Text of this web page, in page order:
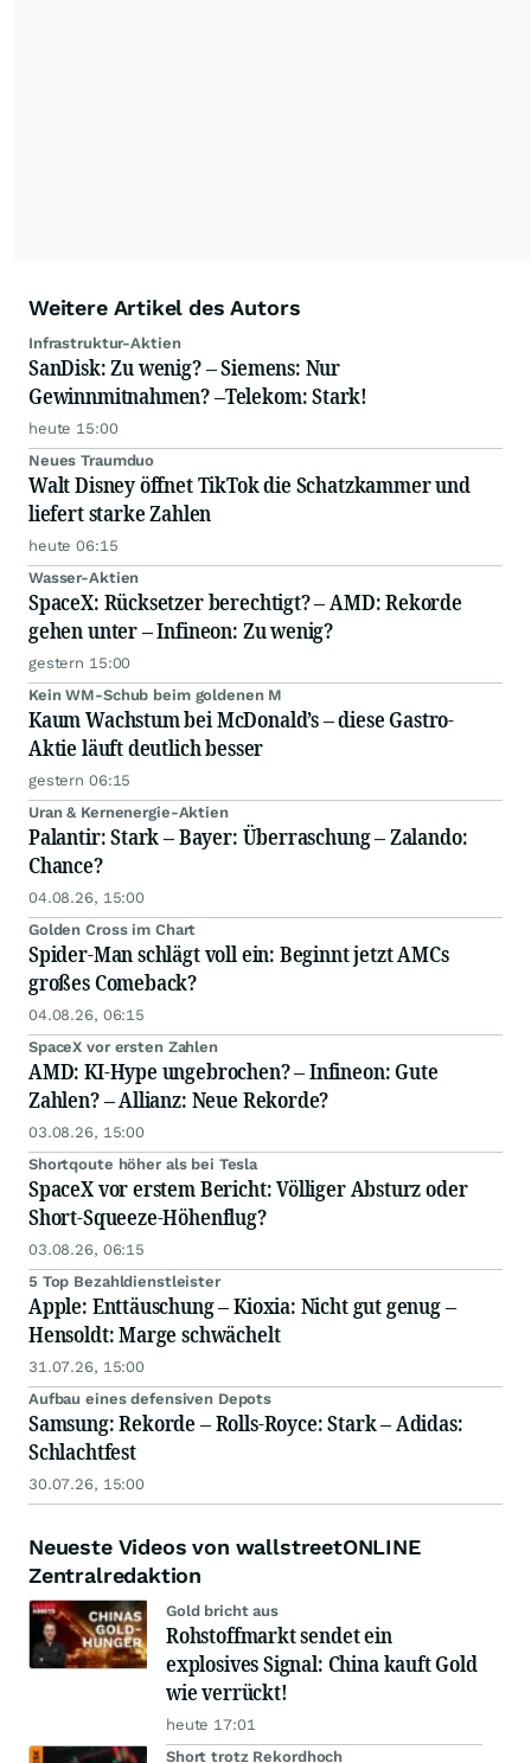
Weitere Artikel des Autors
Infrastruktur-Aktien
SanDisk: Zu wenig? – Siemens: Nur
Gewinnmitnahmen? –Telekom: Stark!
heute 15:00
Neues Traumduo
Walt Disney öffnet TikTok die Schatzkammer und
liefert starke Zahlen
heute 06:15
Wasser-Aktien
SpaceX: Rücksetzer berechtigt? – AMD: Rekorde
gehen unter – Infineon: Zu wenig?
gestern 15:00
Kein WM-Schub beim goldenen M
Kaum Wachstum bei McDonald’s – diese Gastro-
Aktie läuft deutlich besser
gestern 06:15
Uran & Kernenergie-Aktien
Palantir: Stark – Bayer: Überraschung – Zalando:
Chance?
04.08.26, 15:00
Golden Cross im Chart
Spider-Man schlägt voll ein: Beginnt jetzt AMCs
großes Comeback?
04.08.26, 06:15
SpaceX vor ersten Zahlen
AMD: KI-Hype ungebrochen? – Infineon: Gute
Zahlen? – Allianz: Neue Rekorde?
03.08.26, 15:00
Shortqoute höher als bei Tesla
SpaceX vor erstem Bericht: Völliger Absturz oder
Short-Squeeze-Höhenflug?
03.08.26, 06:15
5 Top Bezahldienstleister
Apple: Enttäuschung – Kioxia: Nicht gut genug –
Hensoldt: Marge schwächelt
31.07.26, 15:00
Aufbau eines defensiven Depots
Samsung: Rekorde – Rolls-Royce: Stark – Adidas:
Schlachtfest
30.07.26, 15:00
Neueste Videos von wallstreetONLINE
Zentralredaktion
Gold bricht aus
Rohstoffmarkt sendet ein
explosives Signal: China kauft Gold
wie verrückt!
heute 17:01
Short trotz Rekordhoch